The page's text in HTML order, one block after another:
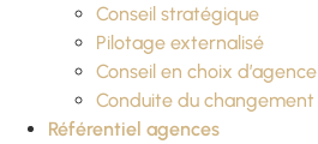
Conseil stratégique
Pilotage externalisé
Conseil en choix d’agence
Conduite du changement
Référentiel agences